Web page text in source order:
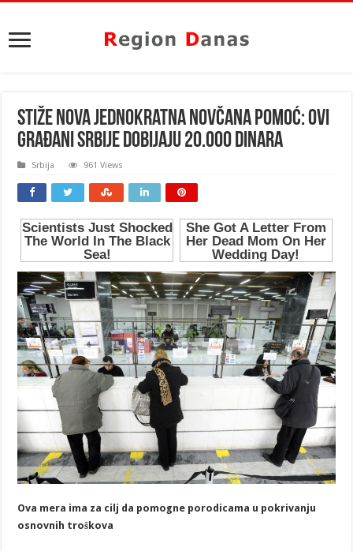
Stiže nova jednokratna novčana pomoć: Ovi
građani Srbije dobijaju 20.000 dinara
Srbija 961 Views
Ova mera ima za cilj da pomogne porodicama u pokrivanju
osnovnih troškova